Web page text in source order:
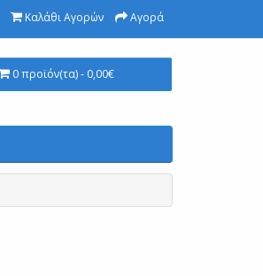
Καλάθι Αγορών Αγορά
0 προϊόν(τα) - 0,00€